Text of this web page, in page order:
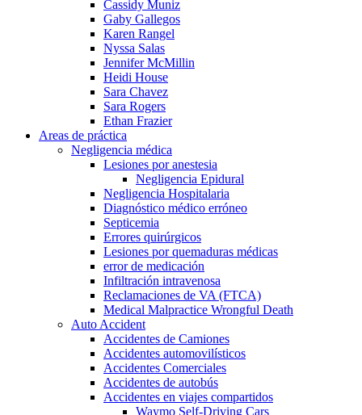
Cassidy Muniz
Gaby Gallegos
Karen Rangel
Nyssa Salas
Jennifer McMillin
Heidi House
Sara Chavez
Sara Rogers
Ethan Frazier
Areas de práctica
Negligencia médica
Lesiones por anestesia
Negligencia Epidural
Negligencia Hospitalaria
Diagnóstico médico erróneo
Septicemia
Errores quirúrgicos
Lesiones por quemaduras médicas
error de medicación
Infiltración intravenosa
Reclamaciones de VA (FTCA)
Medical Malpractice Wrongful Death
Auto Accident
Accidentes de Camiones
Accidentes automovilísticos
Accidentes Comerciales
Accidentes de autobús
Accidentes en viajes compartidos
Waymo Self-Driving Cars